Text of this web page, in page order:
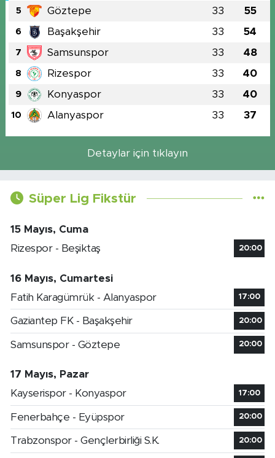
5 Göztepe 33 55
6 Başakşehir 33 54
7 Samsunspor 33 48
8 Rizespor 33 40
9 Konyaspor 33 40
10 Alanyaspor 33 37
Detaylar için tıklayın
Süper Lig Fikstür
15 Mayıs, Cuma
Rizespor - Beşiktaş
20:00
16 Mayıs, Cumartesi
Fatih Karagümrük - Alanyaspor
17:00
Gaziantep FK - Başakşehir 20:00
Samsunspor - Göztepe 20:00
17 Mayıs, Pazar
Kayserispor - Konyaspor
17:00
Fenerbahçe - Eyüpspor 20:00
Trabzonspor - Gençlerbirliği S.K. 20:00